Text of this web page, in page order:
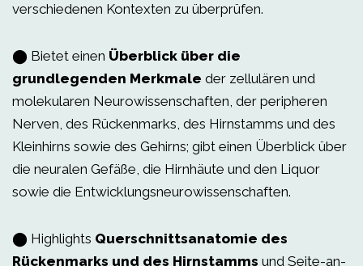
verschiedenen Kontexten zu überprüfen.
⬤ Bietet einen Überblick über die
grundlegenden Merkmale der zellulären und
molekularen Neurowissenschaften, der peripheren
Nerven, des Rückenmarks, des Hirnstamms und des
Kleinhirns sowie des Gehirns; gibt einen Überblick über
die neuralen Gefäße, die Hirnhäute und den Liquor
sowie die Entwicklungsneurowissenschaften.
⬤ Highlights Querschnittsanatomie des
Rückenmarks und des Hirnstamms und Seite-an-